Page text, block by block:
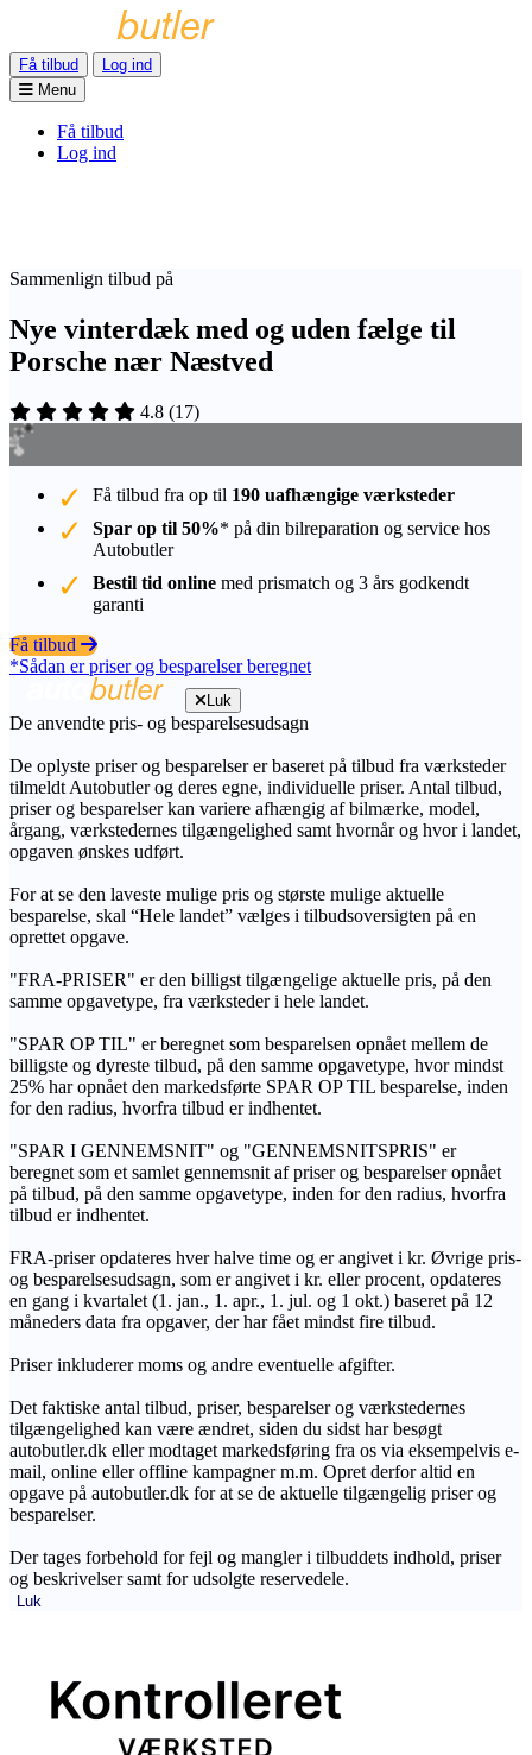
Få tilbud
Log ind
Menu
Få tilbud
Log ind
Sammenlign tilbud på
Nye vinterdæk med og uden fælge til
Porsche nær Næstved
4.8 (17)
Få tilbud fra op til 190 uafhængige værksteder
Spar op til 50%* på din bilreparation og service hos
Autobutler
Bestil tid online med prismatch og 3 års godkendt
garanti
Få tilbud
*Sådan er priser og besparelser beregnet
Luk
De anvendte pris- og besparelsesudsagn
De oplyste priser og besparelser er baseret på tilbud fra værksteder
tilmeldt Autobutler og deres egne, individuelle priser. Antal tilbud,
priser og besparelser kan variere afhængig af bilmærke, model,
årgang, værkstedernes tilgængelighed samt hvornår og hvor i landet,
opgaven ønskes udført.
For at se den laveste mulige pris og største mulige aktuelle
besparelse, skal “Hele landet” vælges i tilbudsoversigten på en
oprettet opgave.
"FRA-PRISER" er den billigst tilgængelige aktuelle pris, på den
samme opgavetype, fra værksteder i hele landet.
"SPAR OP TIL" er beregnet som besparelsen opnået mellem de
billigste og dyreste tilbud, på den samme opgavetype, hvor mindst
25% har opnået den markedsførte SPAR OP TIL besparelse, inden
for den radius, hvorfra tilbud er indhentet.
"SPAR I GENNEMSNIT" og "GENNEMSNITSPRIS" er
beregnet som et samlet gennemsnit af priser og besparelser opnået
på tilbud, på den samme opgavetype, inden for den radius, hvorfra
tilbud er indhentet.
FRA-priser opdateres hver halve time og er angivet i kr. Øvrige pris-
og besparelsesudsagn, som er angivet i kr. eller procent, opdateres
en gang i kvartalet (1. jan., 1. apr., 1. jul. og 1 okt.) baseret på 12
måneders data fra opgaver, der har fået mindst fire tilbud.
Priser inkluderer moms og andre eventuelle afgifter.
Det faktiske antal tilbud, priser, besparelser og værkstedernes
tilgængelighed kan være ændret, siden du sidst har besøgt
autobutler.dk eller modtaget markedsføring fra os via eksempelvis e-
mail, online eller offline kampagner m.m. Opret derfor altid en
opgave på autobutler.dk for at se de aktuelle tilgængelig priser og
besparelser.
Der tages forbehold for fejl og mangler i tilbuddets indhold, priser
og beskrivelser samt for udsolgte reservedele.
Luk